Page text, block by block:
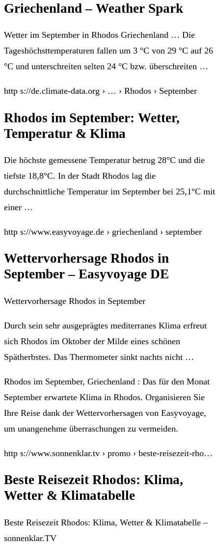
Griechenland – Weather Spark
Wetter im September in Rhodos Griechenland … Die
Tageshöchsttemperaturen fallen um 3 °C von 29 °C auf 26
°C und unterschreiten selten 24 °C bzw. überschreiten …
http s://de.climate-data.org › … › Rhodos › September
Rhodos im September: Wetter,
Temperatur & Klima
Die höchste gemessene Temperatur betrug 28°C und die
tiefste 18,8°C. In der Stadt Rhodos lag die
durchschnittliche Temperatur im September bei 25,1°C mit
einer …
http s://www.easyvoyage.de › griechenland › september
Wettervorhersage Rhodos in
September – Easyvoyage DE
Wettervorhersage Rhodos in September
Durch sein sehr ausgeprägtes mediterranes Klima erfreut
sich Rhodos im Oktober der Milde eines schönen
Spätherbstes. Das Thermometer sinkt nachts nicht …
Rhodos im September, Griechenland : Das für den Monat
September erwartete Klima in Rhodos. Organisieren Sie
Ihre Reise dank der Wettervorhersagen von Easyvoyage,
um unangenehme überraschungen zu vermeiden.
http s://www.sonnenklar.tv › promo › beste-reisezeit-rho…
Beste Reisezeit Rhodos: Klima,
Wetter & Klimatabelle
Beste Reisezeit Rhodos: Klima, Wetter & Klimatabelle –
sonnenklar.TV